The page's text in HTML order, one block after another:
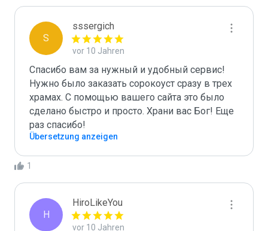
S
sssergich
vor 10 Jahren
Спасибо вам за нужный и удобный сервис!
Нужно было заказать сорокоуст сразу в трех
храмах. С помощью вашего сайта это было
сделано быстро и просто. Храни вас Бог! Еще
раз спасибо!
Übersetzung anzeigen
1
H
HiroLikeYou
vor 10 Jahren